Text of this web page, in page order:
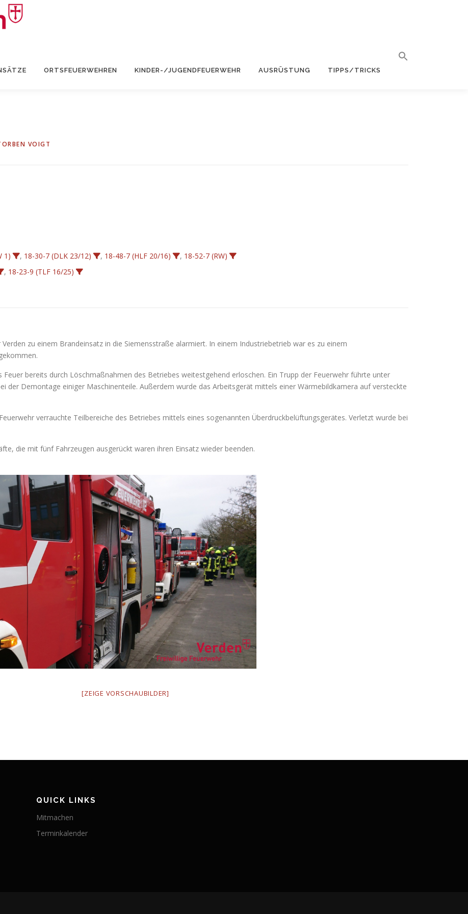
ORTSFEUERWEHREN KINDER-/JUGENDFEUERWEHR AUSRÜSTUNG TIPPS/TRICKS
VOIGT
1) , 18-30-7 (DLK 23/12) , 18-48-7 (HLF 20/16) , 18-52-7 (RW)
, 18-23-9 (TLF 16/25)
zu einem Brandeinsatz in die Siemensstraße alarmiert. In einem Industriebetrieb war es zu einem
bereits durch Löschmaßnahmen des Betriebes weitestgehend erloschen. Ein Trupp der Feuerwehr führte unter
der Demontage einiger Maschinenteile. Außerdem wurde das Arbeitsgerät mittels einer Wärmebildkamera auf versteckte
verrauchte Teilbereiche des Betriebes mittels eines sogenannten Überdruckbelüftungsgerätes. Verletzt wurde bei
die mit fünf Fahrzeugen ausgerückt waren ihren Einsatz wieder beenden.
[ZEIGE VORSCHAUBILDER]
QUICK LINKS
Mitmachen
Terminkalender